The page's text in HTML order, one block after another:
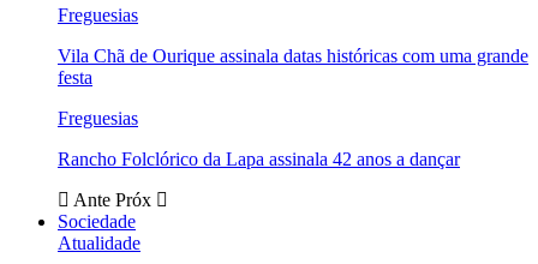
Freguesias
Vila Chã de Ourique assinala datas históricas com uma grande
festa
Freguesias
Rancho Folclórico da Lapa assinala 42 anos a dançar
Ante Próx
Sociedade
Atualidade